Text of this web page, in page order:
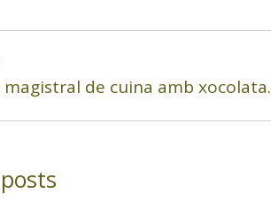
magistral de cuina amb xocolata.